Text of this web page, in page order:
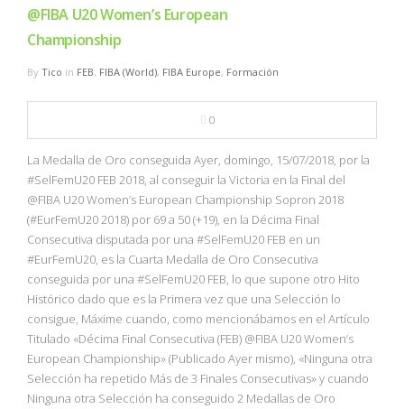
@FIBA U20 Women’s European
Championship
By Tico in FEB, FIBA (World), FIBA Europe, Formación
0
La Medalla de Oro conseguida Ayer, domingo, 15/07/2018, por la
#SelFemU20 FEB 2018, al conseguir la Victoria en la Final del
@FIBA U20 Women’s European Championship Sopron 2018
(#EurFemU20 2018) por 69 a 50 (+19), en la Décima Final
Consecutiva disputada por una #SelFemU20 FEB en un
#EurFemU20, es la Cuarta Medalla de Oro Consecutiva
conseguida por una #SelFemU20 FEB, lo que supone otro Hito
Histórico dado que es la Primera vez que una Selección lo
consigue, Máxime cuando, como mencionábamos en el Artículo
Titulado «Décima Final Consecutiva (FEB) @FIBA U20 Women’s
European Championship» (Publicado Ayer mismo), «Ninguna otra
Selección ha repetido Más de 3 Finales Consecutivas» y cuando
Ninguna otra Selección ha conseguido 2 Medallas de Oro